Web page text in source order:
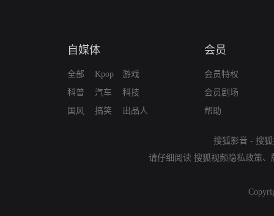
自媒体
全部
科普
国风
Kpop
汽车
搞笑
游戏
科技
出品人
会员
会员特权
会员剧场
帮助
搜狐影音 - 搜
请仔细阅读 搜狐视频隐私政策、